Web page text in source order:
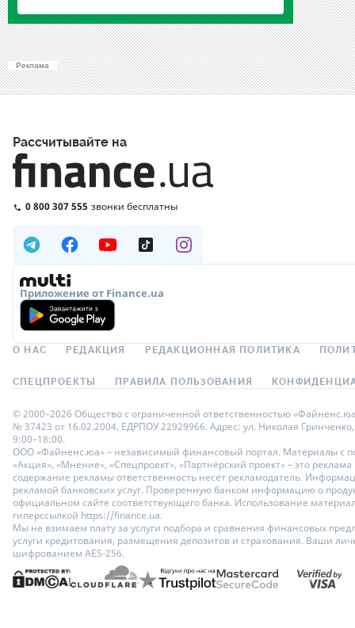
Реклама
Рассчитывайте на
0 800 307 555 звонки бесплатны
Приложение от Finance.ua
О НАС РЕДАКЦИЯ РЕДАКЦИОННАЯ ПОЛИТИКА
СПЕЦПРОЕКТЫ ПРАВИЛА ПОЛЬЗОВАНИЯ
© 2000–2026 Общество с ограниченной ответственностью
№ 37423 от 16.02.2004, ЕДРПОУ 22929966. Адрес: ул. Николая
9:00–18:00.
ООО «Файненс.юа» – независимый финансовый портал. Материалы с
«Акция», «Мнение», «Спецпроект», «Партнёрский проект» – это
содержание рекламы ответственность несёт рекламодатель.
рекламой банковских услуг. Проверенную банком информацию о
официальном сайте соответствующего банка. Использование
гиперссылкой https://finance.ua.
Мы не взимаем плату за услуги подбора и сравнения финансовых
услуги кредитования, размещения депозитов и страхования. Ваши
шифрованием AES-256.